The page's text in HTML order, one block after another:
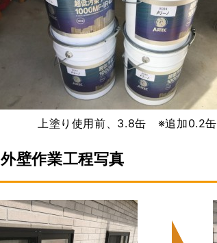
上塗り使用前、3.8缶 ※追加0.2缶
外壁作業工程写真